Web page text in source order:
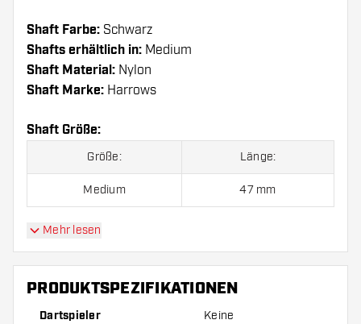
Shaft Farbe: Schwarz
Shafts erhältlich in: Medium
Shaft Material: Nylon
Shaft Marke: Harrows
Shaft Größe:
Größe: Länge:
Medium 47 mm
Preise gelten jeweils für ein Set (1 Set = 3 Stück).
Mehr lesen
PRODUKTSPEZIFIKATIONEN
Dartspieler Keine